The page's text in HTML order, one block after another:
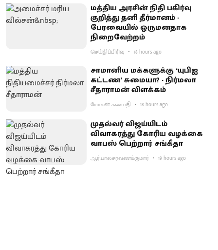
மத்திய அரசின் நிதி பகிர்வு
குறித்து தனி தீர்மானம் -
பேரவையில் ஒருமனதாக
நிறைவேற்றம்
செய்திப்பிரிவு 18 hours ago
சாமானிய மக்களுக்கு ‘யுபிஐ
கட்டண’ சுமையா? - நிர்மலா
சீதாராமன் விளக்கம்
மோகன் கணபதி 18 hours ago
முதல்வர் விஜய்யிடம்
விவாகரத்து கோரிய வழக்கை
வாபஸ் பெற்றார் சங்கீதா
ஆர்.பாலசரவணக்குமார் 19 hours ago